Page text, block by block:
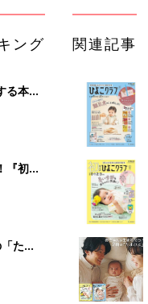
ング
る本
2才
『初め
大特
たま
関連記事